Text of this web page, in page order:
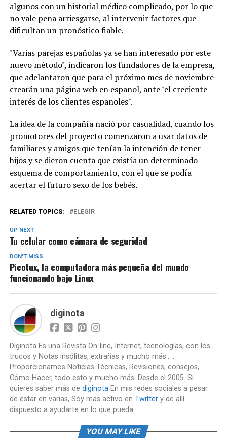
algunos con un historial médico complicado, por lo que
no vale pena arriesgarse, al intervenir factores que
dificultan un pronóstico fiable.
"Varias parejas españolas ya se han interesado por este
nuevo método", indicaron los fundadores de la empresa,
que adelantaron que para el próximo mes de noviembre
crearán una página web en español, ante "el creciente
interés de los clientes españoles".
La idea de la compañía nació por casualidad, cuando los
promotores del proyecto comenzaron a usar datos de
familiares y amigos que tenían la intención de tener
hijos y se dieron cuenta que existía un determinado
esquema de comportamiento, con el que se podía
acertar el futuro sexo de los bebés.
RELATED TOPICS: ELEGIR
UP NEXT
Tu celular como cámara de seguridad
DON'T MISS
Picotux, la computadora más pequeña del mundo
funcionando bajo Linux
diginota
Diginota Es una Revista On-line, Internet, tecnologías, con los
trucos y Notas insólitas, extrañas y mucho más... .
Proporcionamos Noticias Técnicas, Revisiones, consejos,
Cómo Hacer, todo esto y mucho más. Desde el 2005. Si
quieres saber más de diginotaEn mis redes sociales a pesar
de estar en varias, Soy mas activo en Twittery de allí
dispuesto a ayudarte en lo que pueda.
YOU MAY LIKE